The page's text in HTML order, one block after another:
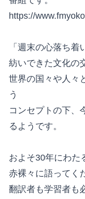
https://
「週末の心落ち
紡いできた文化の
世界の国々や人々
う
コンセプトの下、
るようです。
およそ30年にわた
赤裸々に語ってく
翻訳者も学習者も